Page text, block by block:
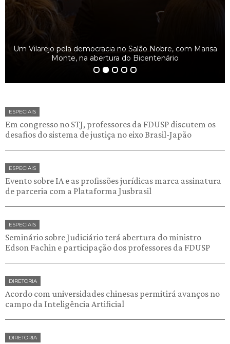
Um Vilarejo pela democracia no Salão Nobre, com Marisa
Monte, na abertura do Bicentenário
ESPECIAIS
Em congresso no STJ, professores da FDUSP discutem os
desafios do sistema de justiça no eixo Brasil-Japão
ESPECIAIS
Evento sobre IA e as profissões jurídicas marca assinatura
de parceria com a Plataforma Jusbrasil
ESPECIAIS
Seminário sobre Judiciário terá abertura do ministro
Edson Fachin e participação dos professores da FDUSP
DIRETORIA
Acordo com universidades chinesas permitirá avanços no
campo da Inteligência Artificial
DIRETORIA